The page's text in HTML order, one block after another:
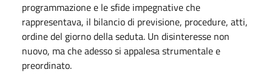
programmazione e le sfide impegnative che
rappresentava, il bilancio di previsione, procedure, atti,
ordine del giorno della seduta. Un disinteresse non
nuovo, ma che adesso si appalesa strumentale e
preordinato.